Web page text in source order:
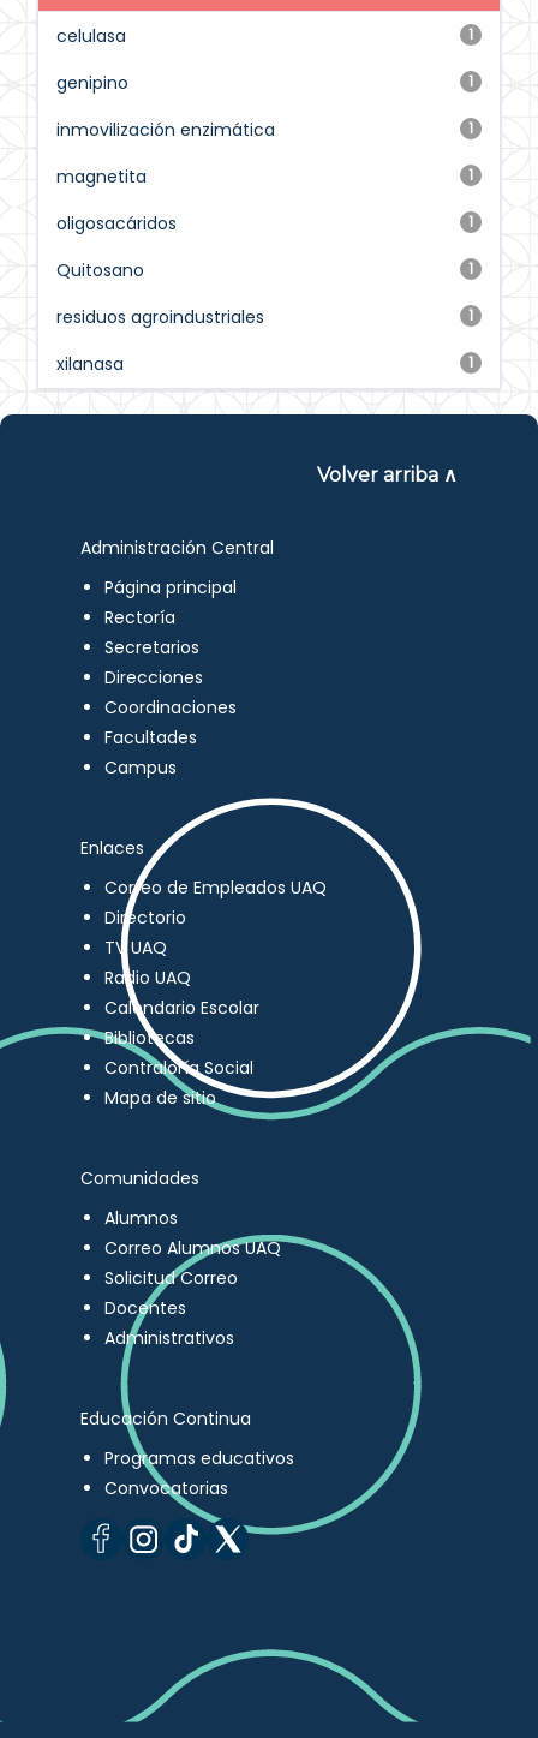
1
celulasa
1
genipino
1
inmovilización enzimática
1
magnetita
1
oligosacáridos
1
Quitosano
1
residuos agroindustriales
1
xilanasa
Volver arriba ∧
Administración Central
Página principal
Rectoría
Secretarios
Direcciones
Coordinaciones
Facultades
Campus
Enlaces
Correo de Empleados UAQ
Directorio
TV UAQ
Radio UAQ
Calendario Escolar
Bibliotecas
Contraloría Social
Mapa de sitio
Comunidades
Alumnos
Correo Alumnos UAQ
Solicitud Correo
Docentes
Administrativos
Educación Continua
Programas educativos
Convocatorias